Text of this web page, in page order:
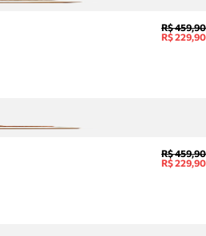
R$ 459,90
R$ 229,90
R$ 459,90
R$ 229,90